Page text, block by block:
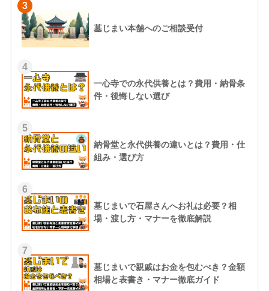
3
墓じまい本舗へのご相談受付
4
一心寺での永代供養とは？費用・納骨条
件・後悔しない選び
5
納骨堂と永代供養の違いとは？費用・仕
組み・選び方
6
墓じまいで石屋さんへお礼は必要？相
場・渡し方・マナーを徹底解説
7
墓じまいで親戚はお金を包むべき？金額
相場と表書き・マナー徹底ガイド